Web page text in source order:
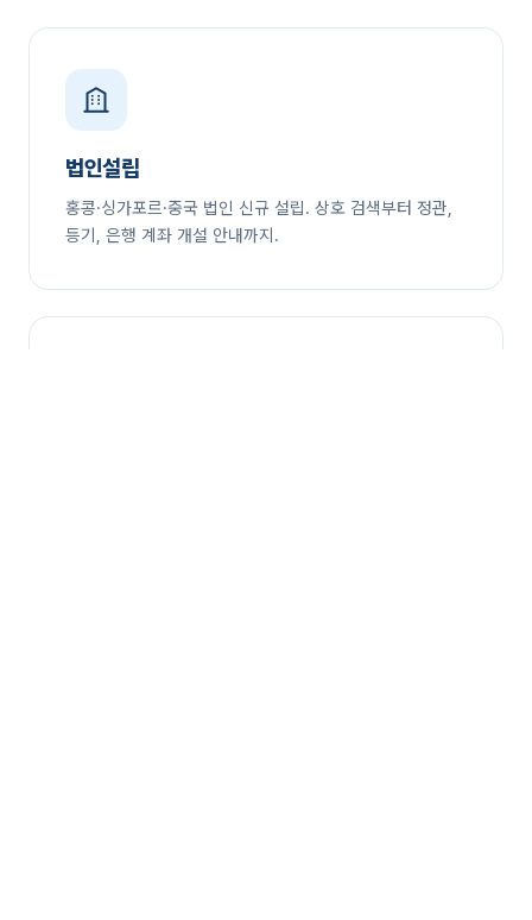
법인설립
홍콩·싱가포르·중국 법인 신규 설립. 상호 검색부터 정관,
등기, 은행 계좌 개설 안내까지.